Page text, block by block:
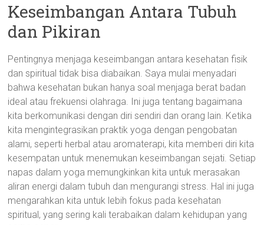
Keseimbangan Antara Tubuh
dan Pikiran
Pentingnya menjaga keseimbangan antara kesehatan fisik
dan spiritual tidak bisa diabaikan. Saya mulai menyadari
bahwa kesehatan bukan hanya soal menjaga berat badan
ideal atau frekuensi olahraga. Ini juga tentang bagaimana
kita berkomunikasi dengan diri sendiri dan orang lain. Ketika
kita mengintegrasikan praktik yoga dengan pengobatan
alami, seperti herbal atau aromaterapi, kita memberi diri kita
kesempatan untuk menemukan keseimbangan sejati. Setiap
napas dalam yoga memungkinkan kita untuk merasakan
aliran energi dalam tubuh dan mengurangi stress. Hal ini juga
mengarahkan kita untuk lebih fokus pada kesehatan
spiritual, yang sering kali terabaikan dalam kehidupan yang